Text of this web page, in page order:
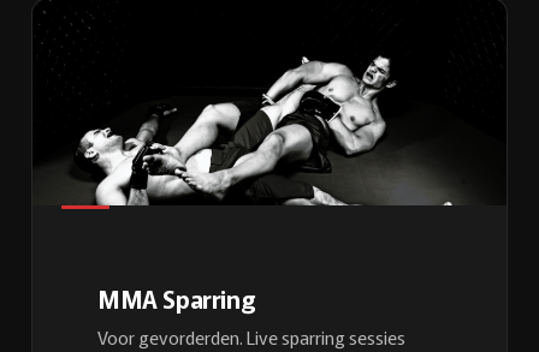
MMA Sparring
Voor gevorderden. Live sparring sessies